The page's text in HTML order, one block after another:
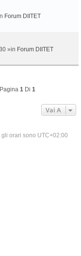
Forum DIITET
»in Forum DIITET
1 Di 1
Vai A
gli orari sono UTC+02:00